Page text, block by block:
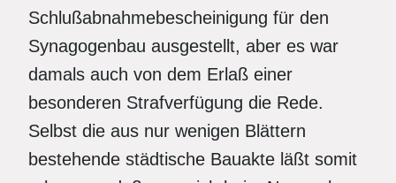
Schlußabnahmebescheinigung für den
Synagogenbau ausgestellt, aber es war
damals auch von dem Erlaß einer
besonderen Strafverfügung die Rede.
Selbst die aus nur wenigen Blättern
bestehende städtische Bauakte läßt somit